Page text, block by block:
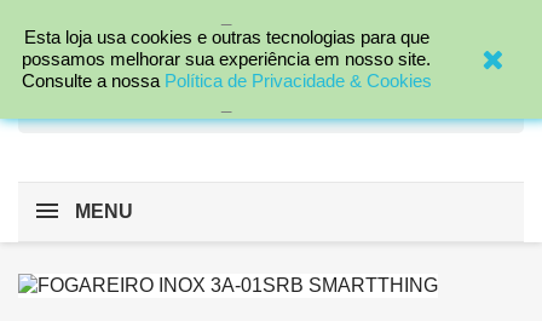

MENU
Esta loja usa cookies e outras tecnologias para que
possamos melhorar sua experiência em nosso site.
Consulte a nossa Política de Privacidade & Cookies